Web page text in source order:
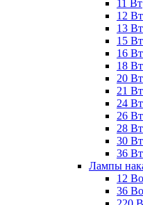
11 Вт
12 Вт
13 Вт
15 Вт
16 Вт
18 Вт
20 Вт
21 Вт
24 Вт
26 Вт
28 Вт
30 Вт
36 Вт
Лампы
12
36